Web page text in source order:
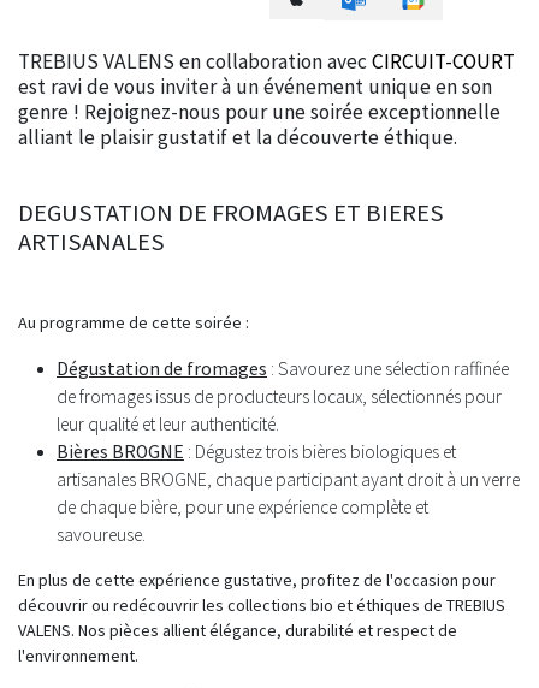
TREBIUS VALENS en collaboration avecCIRCUIT-COURT
est ravi de vous inviter à un événement unique en son
genre ! Rejoignez-nous pour une soirée exceptionnelle
alliant le plaisir gustatif et la découverte éthique.
DEGUSTATION DE FROMAGES ET BIERES
ARTISANALES
Au programme de cette soirée :
Dégustation de fromages : Savourez une sélection raffinée
de fromages issus de producteurs locaux, sélectionnés pour
leur qualité et leur authenticité.
Bières BROGNE : Dégustez trois bières biologiques et
artisanales BROGNE, chaque participant ayant droit à un verre
de chaque bière, pour une expérience complète et
savoureuse.
En plus de cette expérience gustative, profitez de l'occasion pour
découvrir ou redécouvrir les collections bio et éthiques de TREBIUS
VALENS. Nos pièces allient élégance, durabilité et respect de
l'environnement.